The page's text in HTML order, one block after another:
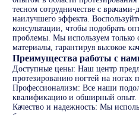
тесном сотрудничестве с
наилучшего эффекта.
консультации, чтобы подобрать
проблемы. Мы используем только
материалы, гарантируя высокое
Преимущества работы с
Доступные цены: Наш центр
протезированию ногтей на ногах
Профессионализм: Все наши
квалификацию и обширный опыт.
Качество и надежность: Мы